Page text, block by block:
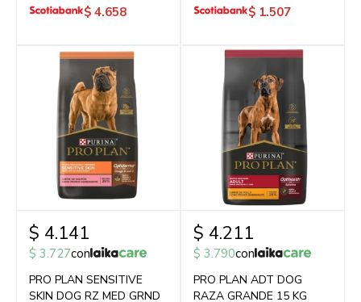
$ 4.658 $ 1.507
$ 4.141
$ 3.727con
PRO PLAN SENSITIVE
SKIN DOG RZ MED GRND
$ 4.211
$ 3.790con
PRO PLAN ADT DOG
RAZA GRANDE 15 KG